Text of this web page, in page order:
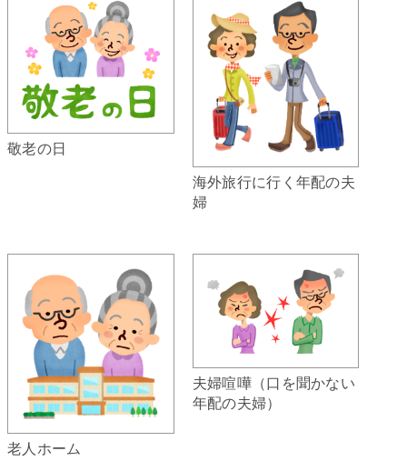
敬老の日
海外旅行に行く年配の夫
婦
老人ホーム
夫婦喧嘩（口を聞かない
年配の夫婦）